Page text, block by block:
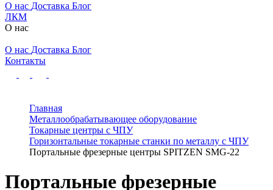
О нас Доставка Блог
ЛКМ
О нас
О нас Доставка Блог
Контакты
Главная
Металлообрабатывающее оборудование
Токарные центры с ЧПУ
Горизонтальные токарные станки по металлу с ЧПУ
Портальные фрезерные центры SPITZEN SMG-22
Портальные фрезерные